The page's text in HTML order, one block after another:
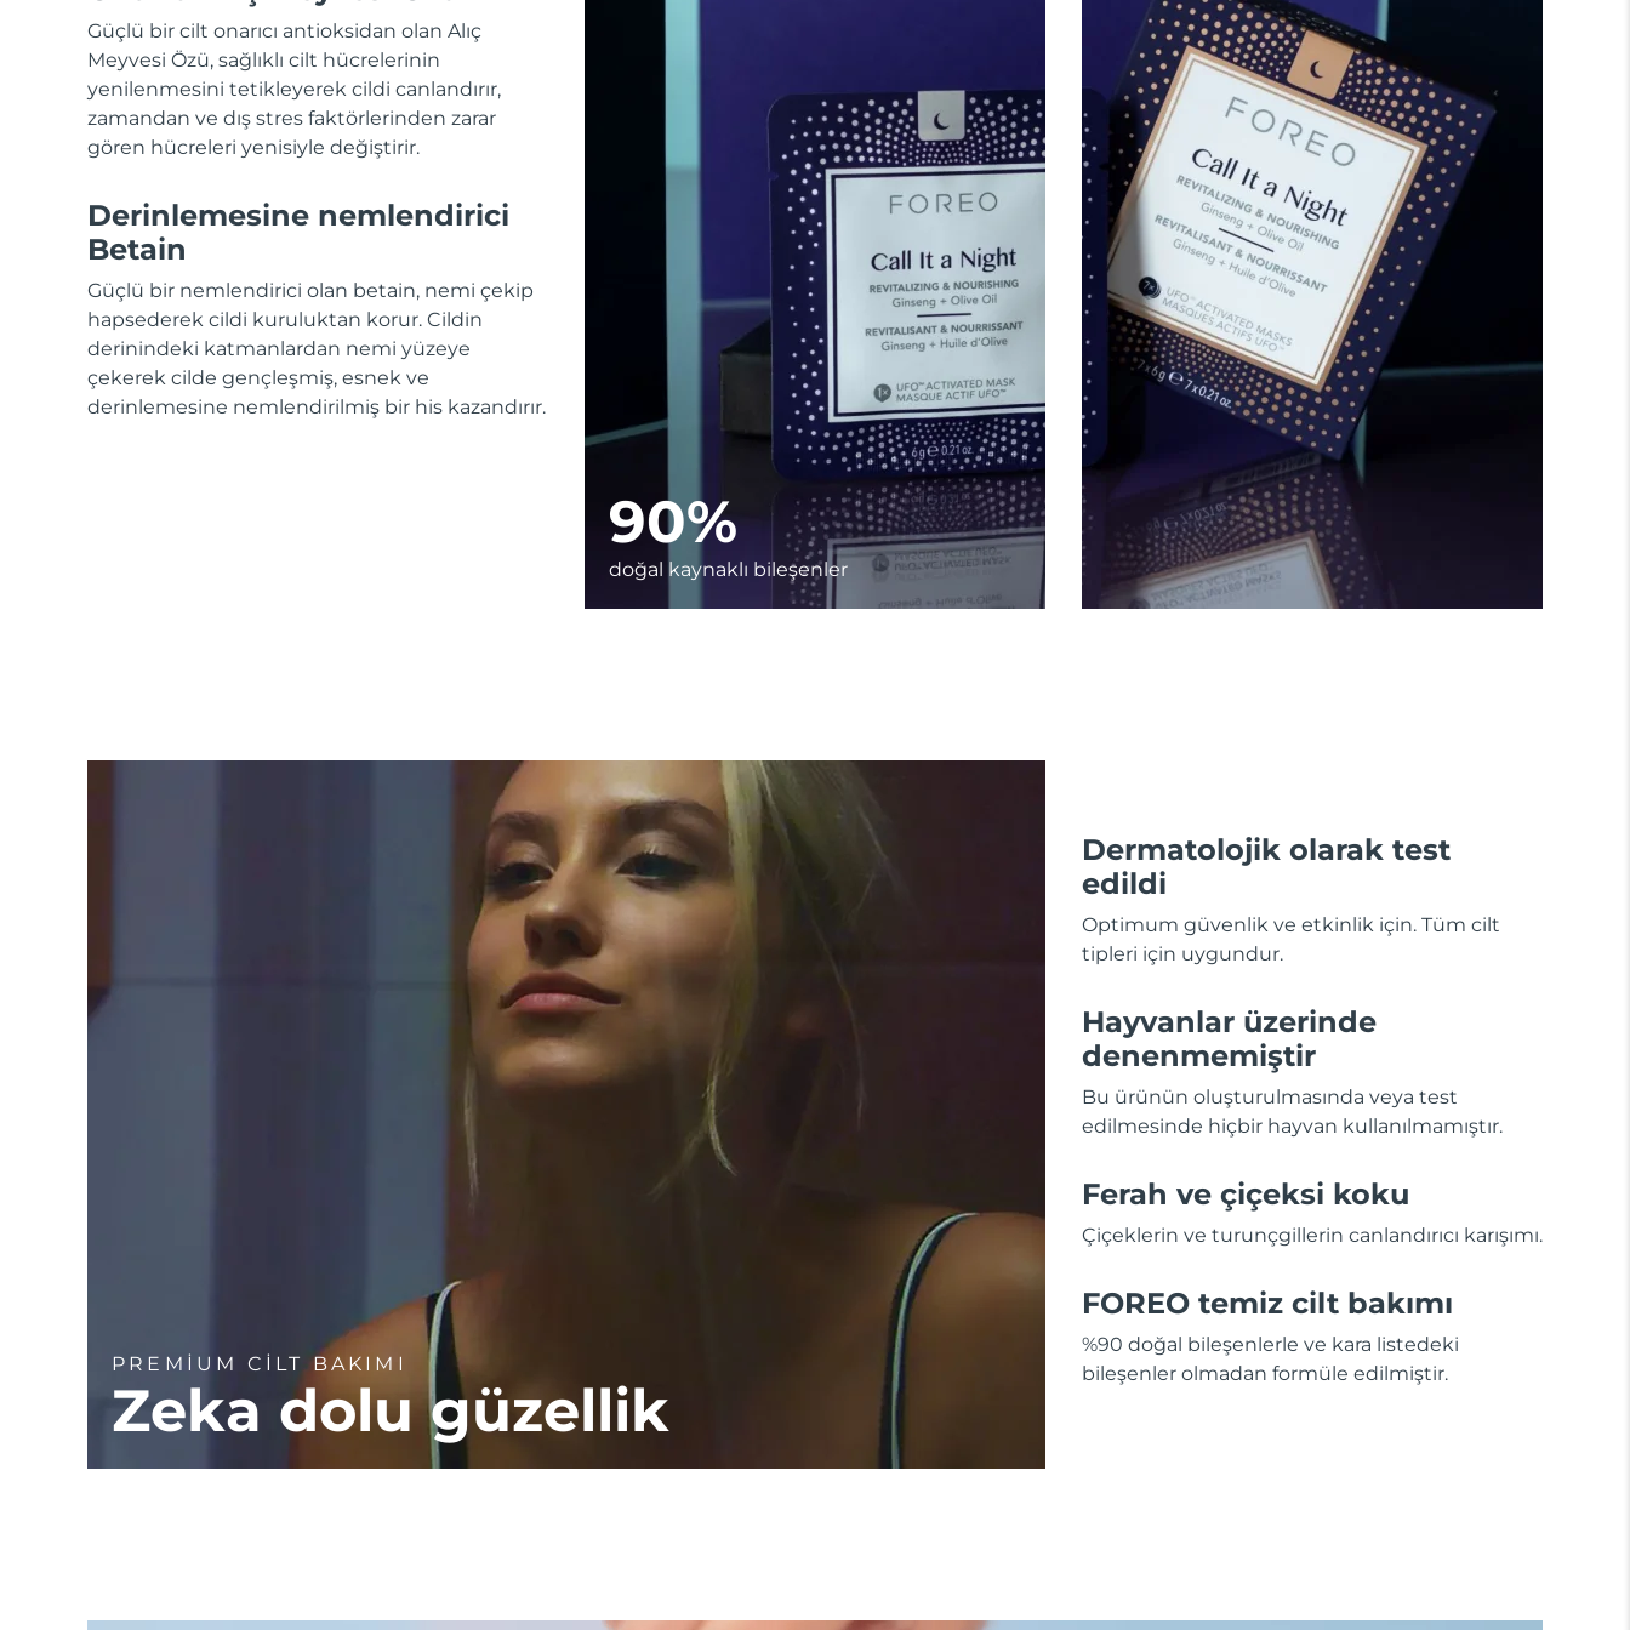
Güçlü bir cilt onarıcı antioksidan olan Alıç
Meyvesi Özü, sağlıklı cilt hücrelerinin
yenilenmesini tetikleyerek cildi canlandırır,
zamandan ve dış stres faktörlerinden zarar
gören hücreleri yenisiyle değiştirir.
Derinlemesine nemlendirici
Betain
Güçlü bir nemlendirici olan betain, nemi çekip
hapsederek cildi kuruluktan korur. Cildin
derinindeki katmanlardan nemi yüzeye
çekerek cilde gençleşmiş, esnek ve
derinlemesine nemlendirilmiş bir his kazandırır.
90%
doğal kaynaklı bileşenler
PREMİUM CİLT BAKIMI
Zeka dolu güzellik
Dermatolojik olarak test
edildi
Optimum güvenlik ve etkinlik için. Tüm cilt
tipleri için uygundur.
Hayvanlar üzerinde
denenmemiştir
Bu ürünün oluşturulmasında veya test
edilmesinde hiçbir hayvan kullanılmamıştır.
Ferah ve çiçeksi koku
Çiçeklerin ve turunçgillerin canlandırıcı karışımı.
FOREO temiz cilt bakımı
%90 doğal bileşenlerle ve kara listedeki
bileşenler olmadan formüle edilmiştir.
All acne treatment devices
All revitalizing eye massagers
KIWI™ cilt bakımı
Advanced pore care essentials
Serum
For healthy hair
issa™ Teeth Whitening Gel
18% PAP
Kozmetik ürünleri
Erkekler
Tüm Ürünler
FOREO APP
HAKKINDA